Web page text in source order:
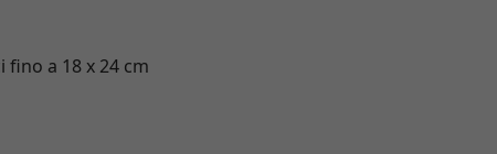
a 18 x 24 cm